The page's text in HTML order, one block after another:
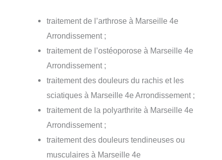
traitement de l’arthrose à Marseille 4e
Arrondissement ;
traitement de l’ostéoporose à Marseille 4e
Arrondissement ;
traitement des douleurs du rachis et les
sciatiques à Marseille 4e Arrondissement ;
traitement de la polyarthrite à Marseille 4e
Arrondissement ;
traitement des douleurs tendineuses ou
musculaires à Marseille 4e